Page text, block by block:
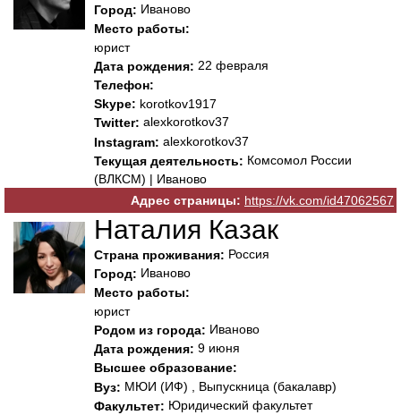
Город: Иваново
Место работы:
юрист
Дата рождения: 22 февраля
Телефон:
Skype: korotkov1917
Twitter: alexkorotkov37
Instagram: alexkorotkov37
Текущая деятельность: Комсомол России
(ВЛКСМ) | Иваново
Адрес страницы: https://vk.com/id47062567
Наталия Казак
Страна проживания: Россия
Город: Иваново
Место работы:
юрист
Родом из города: Иваново
Дата рождения: 9 июня
Высшее образование:
Вуз: МЮИ (ИФ) , Выпускница (бакалавр)
Факультет: Юридический факультет